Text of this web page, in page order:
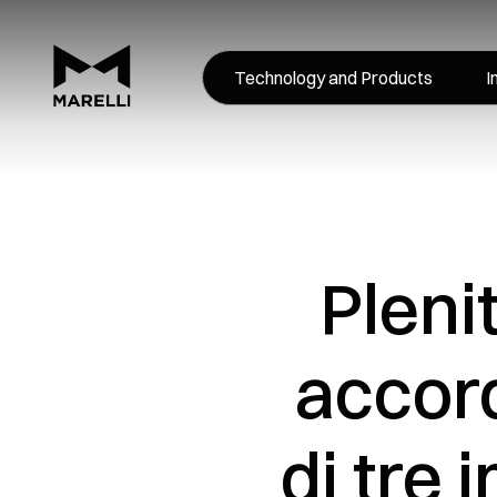
Technology and Products
di tre